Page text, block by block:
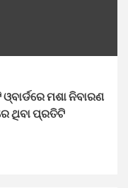
ମଶା ନିବାରଣ
ଥିବା ପ୍ରତିଟି